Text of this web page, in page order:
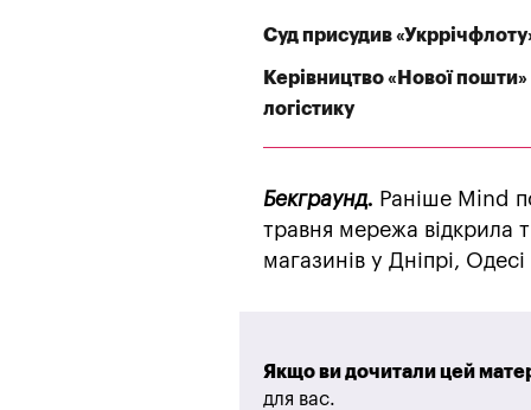
Суд присудив
Керівництво «Нової
логістику
Бекграунд. Раніше Mind
травня мережа відкрила
магазинів у Дніпрі,
Якщо ви дочитали цей
для вас.